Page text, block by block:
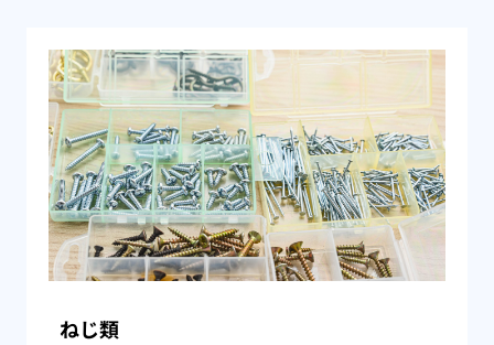
ねじ類